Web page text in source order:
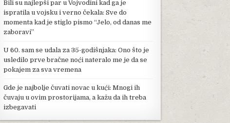
Bili su najlepši par u Vojvodini kad ga je
ispratila u vojsku i verno čekala: Sve do
momenta kad je stiglo pismo “Jelo, od danas me
zaboravi”
U 60. sam se udala za 35-godišnjaka: Ono što je
usledilo prve bračne noći nateralo me je da se
pokajem za sva vremena
Gde je najbolje čuvati novac u kući: Mnogi ih
čuvaju u ovim prostorijama, a kažu da ih treba
izbegavati